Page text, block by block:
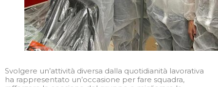
Svolgere un’attività diversa dalla quotidianità lavorativa
ha rappresentato un’occasione per fare squadra,